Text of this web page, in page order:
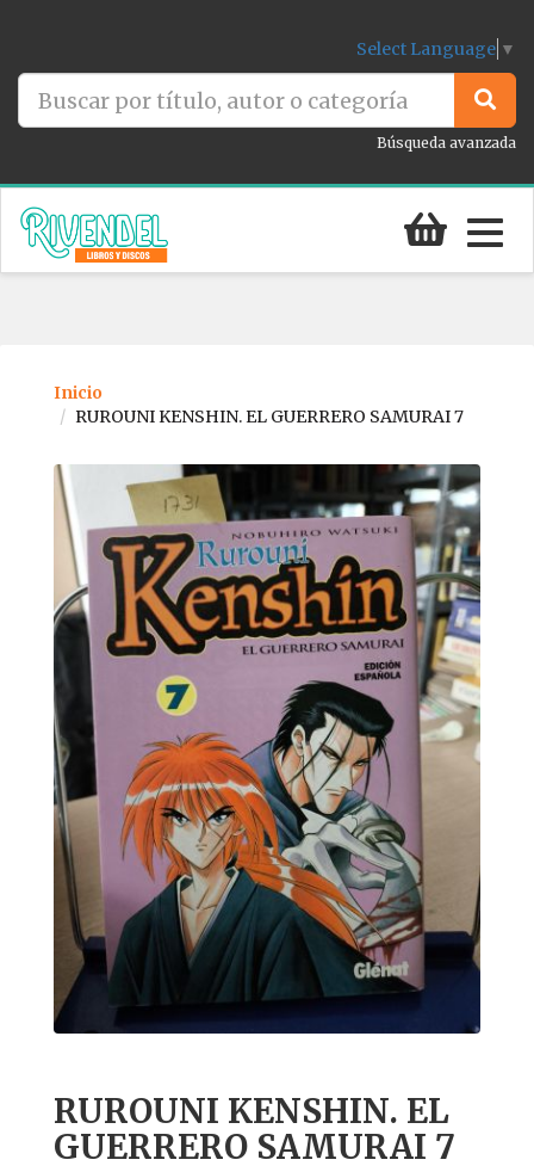
Select Language ▼
Búsqueda avanzada
Inicio
RUROUNI KENSHIN. EL GUERRERO SAMURAI 7
RUROUNI KENSHIN. EL
GUERRERO SAMURAI 7